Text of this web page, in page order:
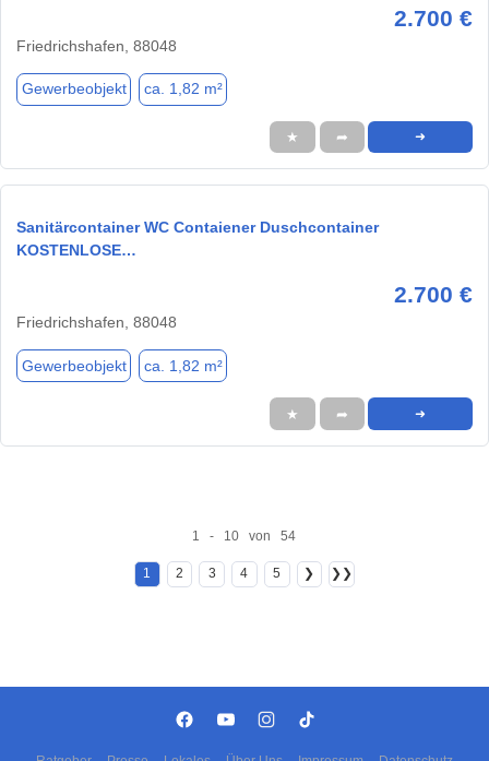
2.700 €
Friedrichshafen, 88048
Gewerbeobjekt ca. 1,82 m²
★ ➦ ➜
Sanitärcontainer WC Contaiener Duschcontainer
KOSTENLOSE…
2.700 €
Friedrichshafen, 88048
Gewerbeobjekt ca. 1,82 m²
★ ➦ ➜
1 - 10 von 54
1 2 3 4 5 ❯ ❯❯